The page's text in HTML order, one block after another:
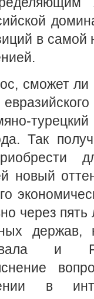
в самой
сможет
Так
новый
через пять
держав,
и
в